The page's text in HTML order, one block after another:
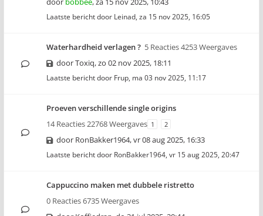
Laatste bericht door Leinad, za 15 nov 2025, 16:05
Waterhardheid verlagen ? 5 Reacties 4253 Weergaves
doorToxiq,zo 02 nov 2025, 18:11
Laatste bericht door Frup, ma 03 nov 2025, 11:17
Proeven verschillende single origins
14 Reacties 22768 Weergaves 1 2
door RonBakker1964,vr 08 aug 2025, 16:33
Laatste bericht door RonBakker1964, vr 15 aug 2025, 20:47
Cappuccino maken met dubbele ristretto
0 Reacties 6735 Weergaves